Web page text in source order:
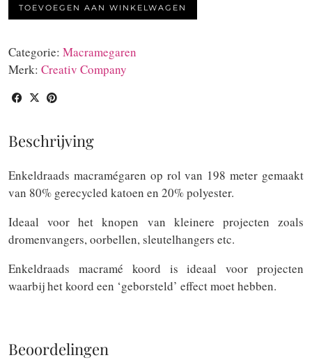
Macramé
koord
mm
198
m
paars
TOEVOEGEN AAN WINKELWAGEN
Categorie: Macramegaren
Merk: Creativ Company
Beschrijving
Enkeldraads macramégaren op rol van 198 meter gemaakt
van 80% gerecycled katoen en 20% polyester.
Ideaal voor het knopen van kleinere projecten zoals
dromenvangers, oorbellen, sleutelhangers etc.
Enkeldraads macramé koord is ideaal voor projecten
waarbij het koord een ‘geborsteld’ effect moet hebben.
Beoordelingen